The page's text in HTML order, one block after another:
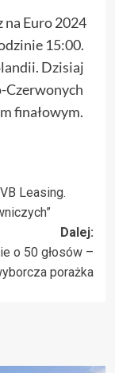
na Euro 2024
15:00.
Dzisiaj
Czerwonych
finałowym.
Leasing.
Dalej:
o 50 głosów –
porażka